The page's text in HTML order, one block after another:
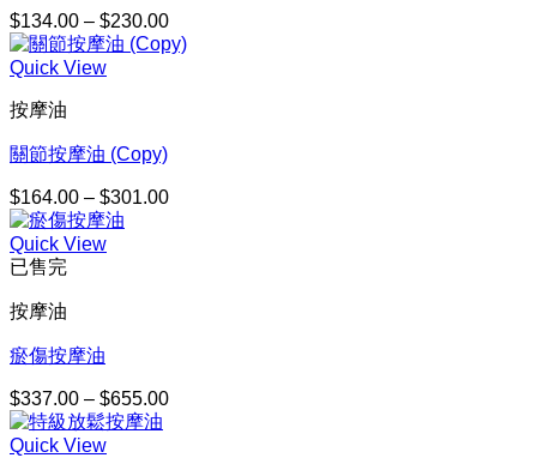
$134.00 – $230.00價
格
Quick View
按摩油
關節按摩油 (Copy)
$164.00 – $301.00價
Quick View
已售完
按摩油
瘀傷按摩油
$337.00 – $655.00價
Quick View